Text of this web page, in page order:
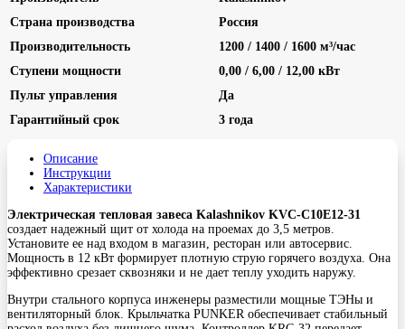
Страна производства
Россия
Производительность
1200 / 1400 / 1600 м³/час
Ступени мощности
0,00 / 6,00 / 12,00 кВт
Пульт управления
Да
Гарантийный срок
3 года
Описание
Инструкции
Характеристики
Электрическая тепловая завеса Kalashnikov KVC-C10E12-31
создает надежный щит от холода на проемах до 3,5 метров.
Установите ее над входом в магазин, ресторан или автосервис.
Мощность в 12 кВт формирует плотную струю горячего воздуха. Она
эффективно срезает сквозняки и не дает теплу уходить наружу.
Внутри стального корпуса инженеры разместили мощные ТЭНы и
вентиляторный блок. Крыльчатка PUNKER обеспечивает стабильный